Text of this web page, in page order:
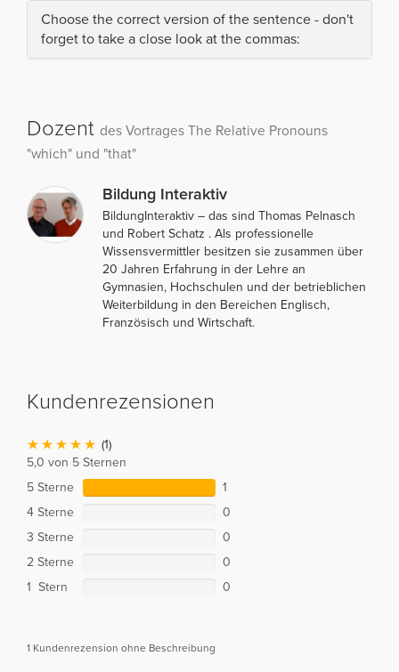
Choose the correct version of the sentence - don't
forget to take a close look at the commas:
Dozent des Vortrages The Relative Pronouns
"which" und "that"
Bildung Interaktiv
BildungInteraktiv – das sind Thomas Pelnasch
und Robert Schatz . Als professionelle
Wissensvermittler besitzen sie zusammen über
20 Jahren Erfahrung in der Lehre an
Gymnasien, Hochschulen und der betrieblichen
Weiterbildung in den Bereichen Englisch,
Französisch und Wirtschaft.
Kundenrezensionen
(1)
5,0 von 5 Sternen
5 Sterne
1
4 Sterne
0
3 Sterne
0
2 Sterne
0
1 Stern
0
1 Kundenrezension ohne Beschreibung